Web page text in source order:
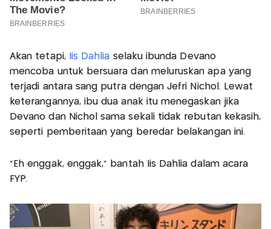
Akan tetapi, Iis Dahlia selaku ibunda Devano
mencoba untuk bersuara dan meluruskan apa yang
terjadi antara sang putra dengan Jefri Nichol. Lewat
keterangannya, ibu dua anak itu menegaskan jika
Devano dan Nichol sama sekali tidak rebutan kekasih,
seperti pemberitaan yang beredar belakangan ini.
”Eh enggak, enggak," bantah Iis Dahlia dalam acara
FYP.